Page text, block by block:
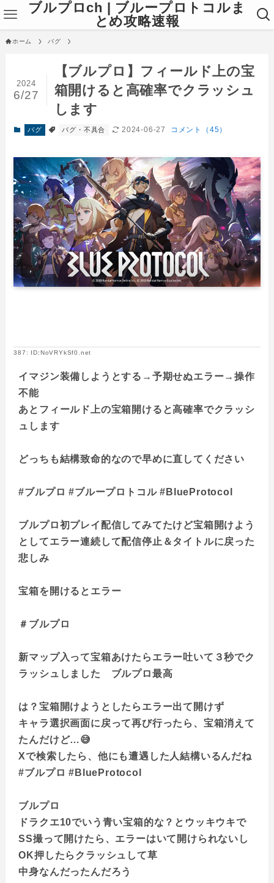
ブルプロch | ブループロトコルま
とめ攻略速報
ホーム バグ
【ブルプロ】フィールド上の宝
箱開けると高確率でクラッシュ
します
2024
6/27
バグ バグ・不具合 2024-06-27 コメント（45）
387: ID:NoVRYkSf0.net
イマジン装備しようとする→予期せぬエラー→操作
不能
あとフィールド上の宝箱開けると高確率でクラッシ
ュします
どっちも結構致命的なので早めに直してください
#ブルプロ #ブループロトコル #BlueProtocol
ブルプロ初プレイ配信してみてたけど宝箱開けよう
としてエラー連続して配信停止＆タイトルに戻った
悲しみ
宝箱を開けるとエラー
＃ブルプロ
新マップ入って宝箱あけたらエラー吐いて３秒でク
ラッシュしました ブルプロ最高
は？宝箱開けようとしたらエラー出て開けず
キャラ選択画面に戻って再び行ったら、宝箱消えて
たんだけど…😅
Xで検索したら、他にも遭遇した人結構いるんだね
#ブルプロ #BlueProtocol
ブルプロ
ドラクエ10でいう青い宝箱的な？とウッキウキで
SS撮って開けたら、エラーはいて開けられないし
OK押したらクラッシュして草
中身なんだったんだろう